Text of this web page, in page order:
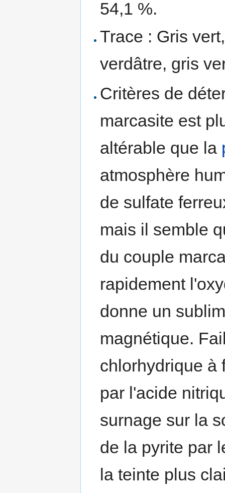
54,1 %.
Trace : Gris
verdâtre, gris
Critères de
marcasite est
altérable que la
atmosphère
de sulfate
mais il semble
du couple
rapidement
donne un
magnétique.
chlorhydrique à
par l'acide
surnage sur la
de la pyrite par
la teinte plus